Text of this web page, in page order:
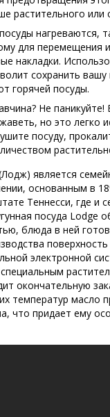
растительного или
нагреваются,
для перемещения
накладки.
сохранить
горячей посуды.
Не паникуйте!
но это легко
посуду,
является
основанным в
Теннесси, где и
посуда Lodge
блюда в ней
электронной
окончательную
температур масло
что придает ему